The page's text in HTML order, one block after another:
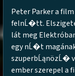
Peter Parker a
felnĹ�tt.
lát meg
egy nĹ�t
szuperbĹąnözĹ�
ember szerepel a